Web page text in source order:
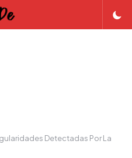
Detectadas Por La